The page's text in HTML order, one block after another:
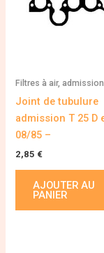
Filtres à air,
Joint de tubulure
admission T 25 D
08/85 –
2,85 €
AJOUTER AU
PANIER